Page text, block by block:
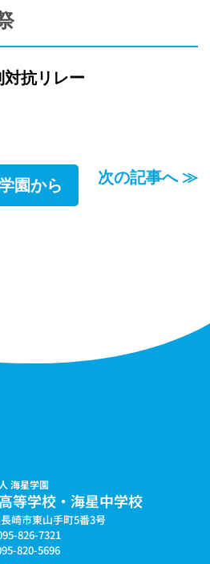
抗リレー
園から 次の記事へ ≫
海星学園
等学校・海星中学校
崎市東山手町5番3号
826-7321
820-5696